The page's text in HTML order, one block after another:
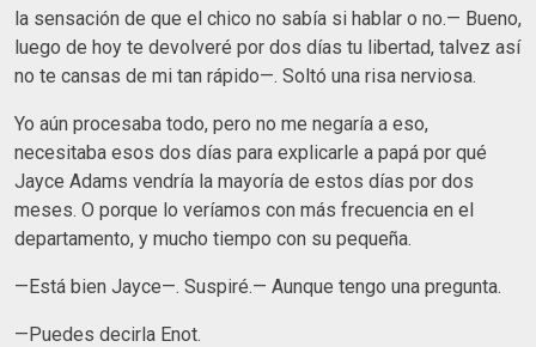
la sensación de que el chico no sabía si hablar o no.— Bueno,
luego de hoy te devolveré por dos días tu libertad, talvez así
no te cansas de mi tan rápido—. Soltó una risa nerviosa.
Yo aún procesaba todo, pero no me negaría a eso,
necesitaba esos dos días para explicarle a papá por qué
Jayce Adams vendría la mayoría de estos días por dos
meses. O porque lo veríamos con más frecuencia en el
departamento, y mucho tiempo con su pequeña.
—Está bien Jayce—. Suspiré.— Aunque tengo una pregunta.
—Puedes decirla Enot.